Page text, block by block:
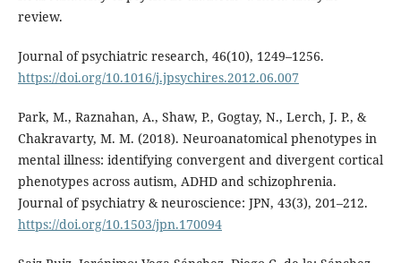
review.
Journal of psychiatric research, 46(10), 1249–1256.
https://doi.org/10.1016/j.jpsychires.2012.06.007
Park, M., Raznahan, A., Shaw, P., Gogtay, N., Lerch, J. P., &
Chakravarty, M. M. (2018). Neuroanatomical phenotypes in
mental illness: identifying convergent and divergent cortical
phenotypes across autism, ADHD and schizophrenia.
Journal of psychiatry & neuroscience: JPN, 43(3), 201–212.
https://doi.org/10.1503/jpn.170094